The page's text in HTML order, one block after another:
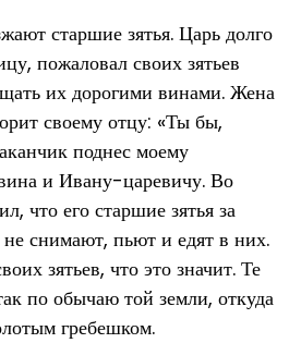
старшие зятья. Царь долго
пожаловал своих зятьев
их дорогими винами. Жена
своему отцу: «Ты бы,
поднес моему
и Ивану-царевичу. Во
что его старшие зятья за
снимают, пьют и едят в них.
зятьев, что это значит. Те
по обычаю той земли, откуда
гребешком.